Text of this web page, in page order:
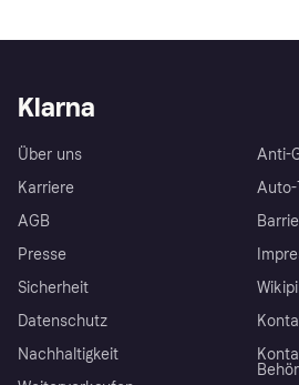
Klarna
Über uns
Karriere
AGB
Presse
Sicherheit
Datenschutz
Nachhaltigkeit
Anti-
Auto-